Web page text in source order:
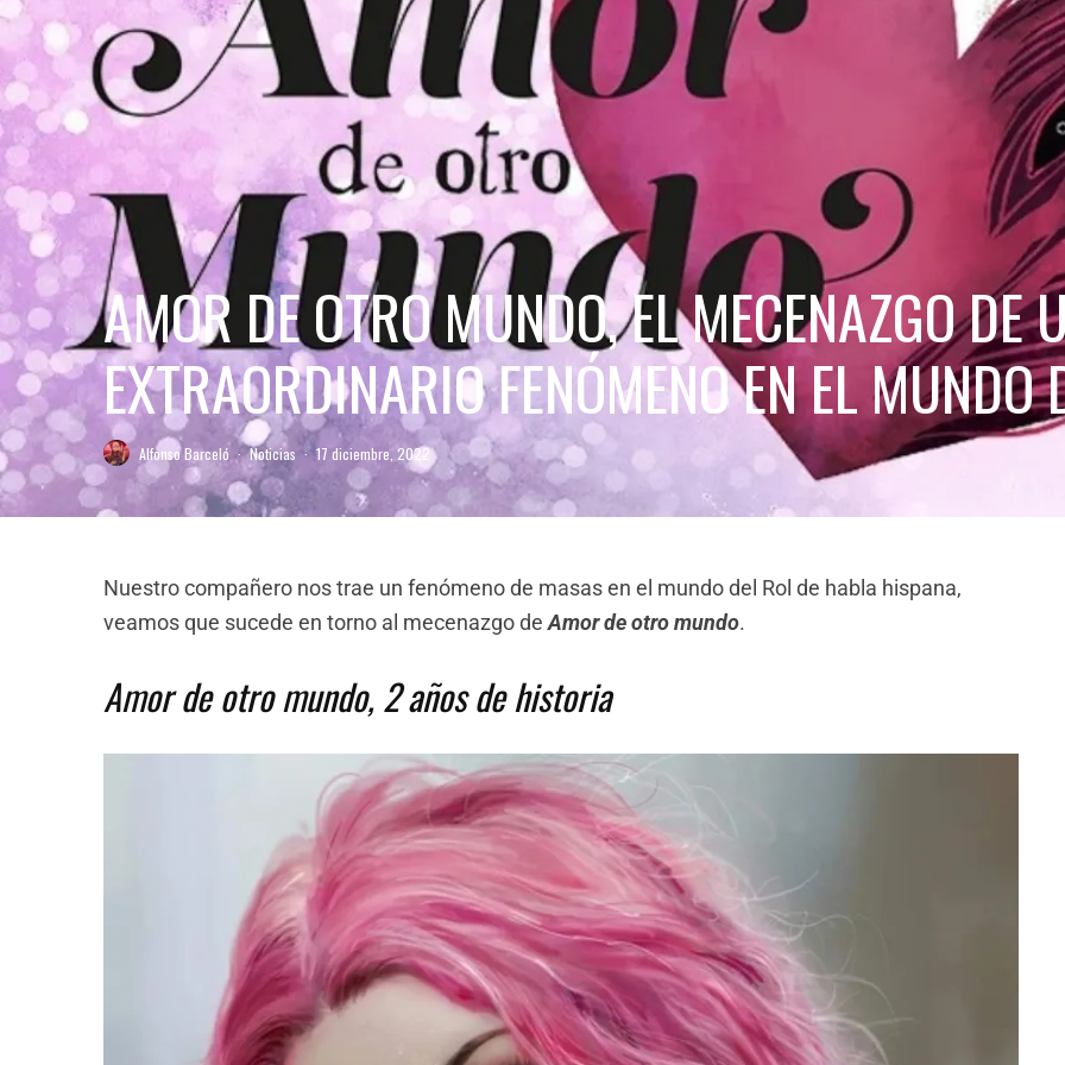
AMOR DE OTRO MUNDO, EL MECENAZGO DE
EXTRAORDINARIO FENÓMENO EN EL MUNDO
Alfonso Barceló · Noticias · 17 diciembre, 2022
Nuestro compañero nos trae un fenómeno de masas en el mundo del Rol de habla hispana,
veamos que sucede en torno al mecenazgo deAmor de otro mundo.
Amor de otro mundo, 2 años de historia